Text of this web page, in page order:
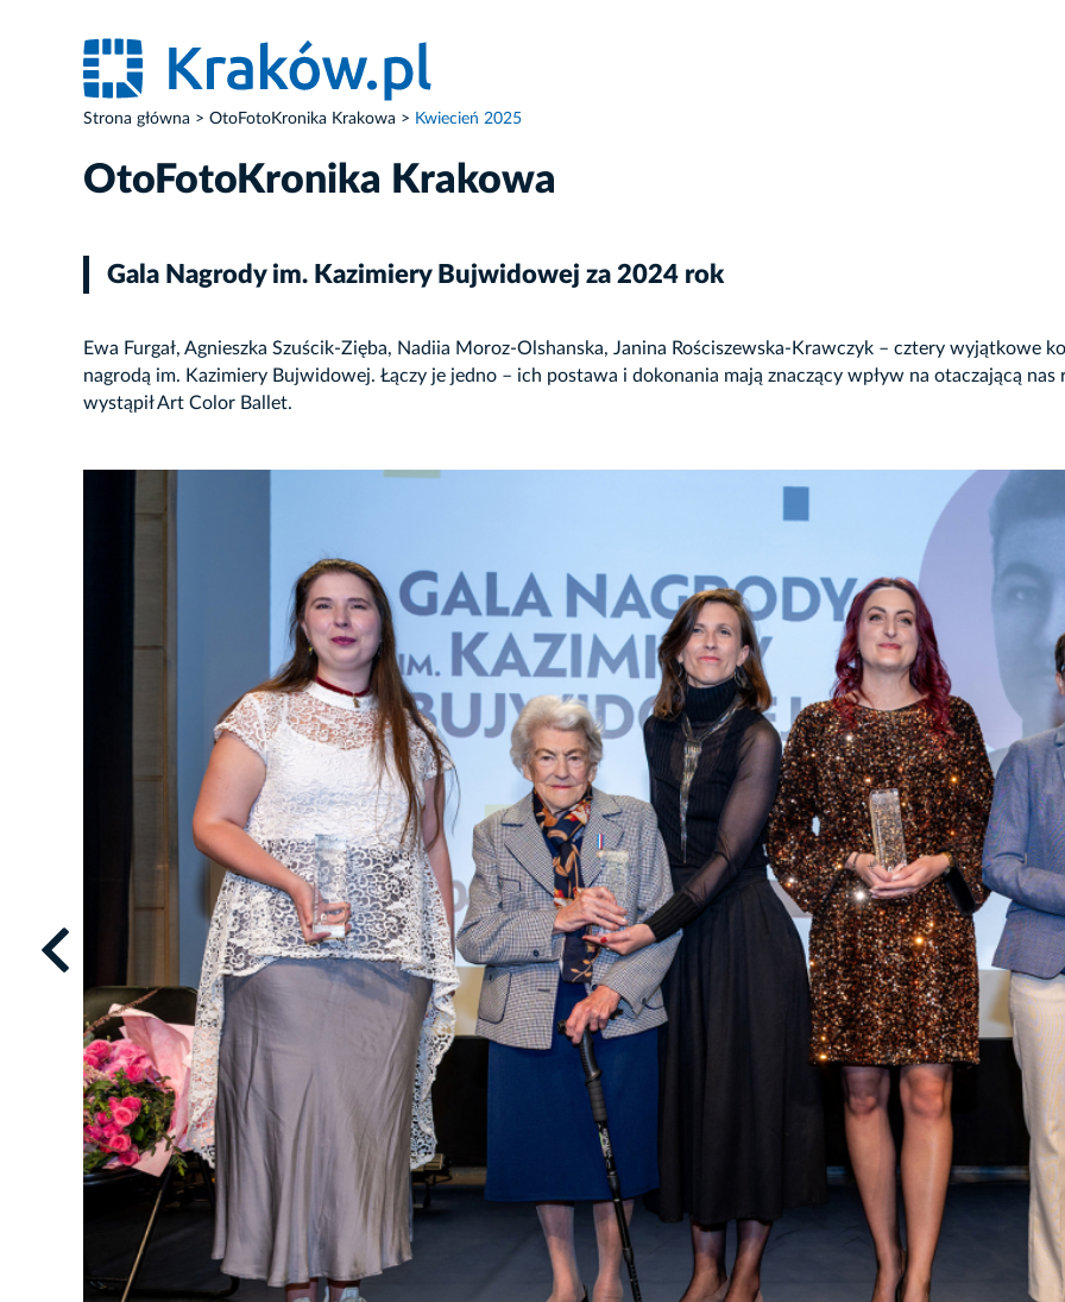
Strona główna OtoFotoKronika Krakowa Kwiecień 2025
OtoFotoKronika Krakowa
Gala Nagrody im. Kazimiery Bujwidowej za 2024 rok
Ewa Furgał, Agnieszka Szuścik-Zięba, Nadiia Moroz-Olshanska, Janina Rościszewska-Krawczyk – cztery wyjątkowe
nagrodą im. Kazimiery Bujwidowej. Łączy je jedno – ich postawa i dokonania mają znaczący wpływ na otaczającą
wystąpił Art Color Ballet.